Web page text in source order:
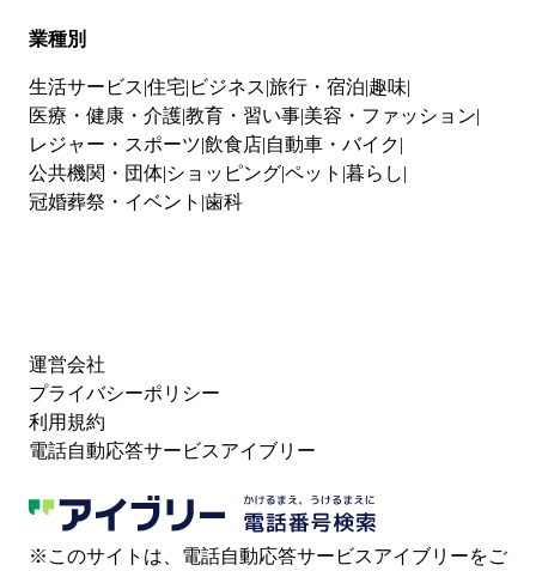
業種別
生活サービス 住宅 ビジネス 旅行・宿泊 趣味
医療・健康・介護教育・習い事 美容・ファッション
レジャー・スポーツ 飲食店 自動車・バイク
公共機関・団体 ショッピングペット 暮らし
冠婚葬祭・イベント 歯科
運営会社
プライバシーポリシー
利用規約
電話自動応答サービスアイブリー
※このサイトは、電話自動応答サービスアイブリーをご